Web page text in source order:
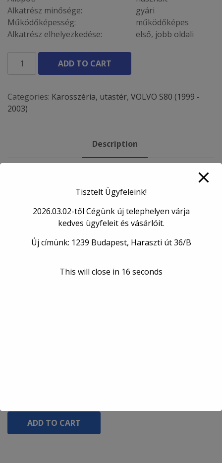
Alkatrész minősége:
gyári
Működőképesség:
működőképes
Alkatrész elhelyezkedése:
első, jobb oldali
quantity
ADD TO CART
Categories: Karosszéria, utastér, VOLVO S80 (1999 -
2003)
Description
Description
Állapot:
használt
Alkatrész minősége:
gyári
Alkatrész elhelyezkedése:
első, jobb oldali
ADD TO CART
Tisztelt Ügyfeleink!
2026.03.02-től Cégünk új telephelyen várja
kedves ügyfeleit és vásárlóit.
Új címünk: 1239 Budapest, Haraszti út 36/B
This will close in 15 seconds